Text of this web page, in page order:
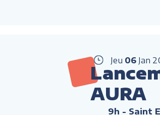
Jeu 06 Jan
AURA
9h - Saint